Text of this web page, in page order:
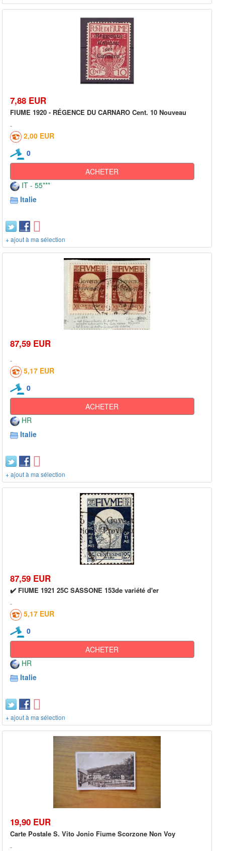
7,88 EUR
FIUME 1920 - RÉGENCE DU CARNARO Cent. 10 Nouveau
2,00 EUR
0
ACHETER
IT - 55***
Italie
+ ajout à ma sélection
87,59 EUR
5,17 EUR
0
ACHETER
HR
Italie
+ ajout à ma sélection
87,59 EUR
✔️ FIUME 1921 25C SASSONE 153de variété d'er
5,17 EUR
0
ACHETER
HR
Italie
+ ajout à ma sélection
19,90 EUR
Carte Postale S. Vito Jonio Fiume Scorzone Non Voy